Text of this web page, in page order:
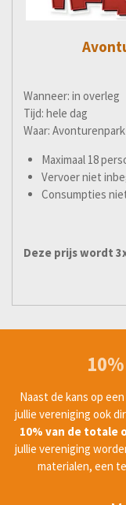
Wanneer: in overleg
Tijd: hele dag
Waar:
Maximaal 18
Vervoer niet
Consumpties
Deze prijs wordt
Naast de kans op
jullie vereniging ook
10% van de totale
jullie vereniging
materialen, een